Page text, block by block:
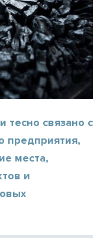
тесно связано с
предприятия,
места,
и